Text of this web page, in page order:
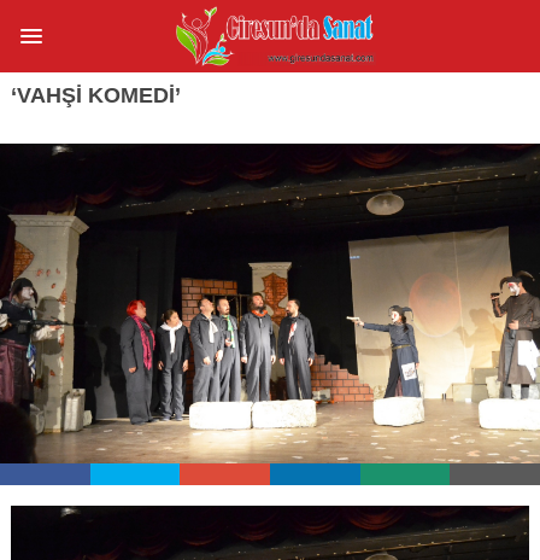
‘VAHŞI KOMEDI’